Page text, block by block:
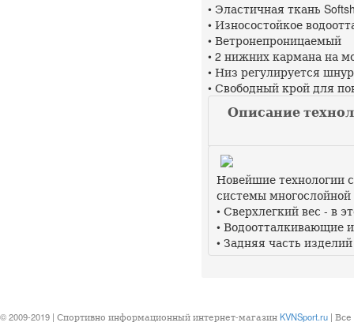
• Эластичная ткань
• Износостойкое
• Ветронепроницаемый
• 2 нижних кармана на
• Низ регулируется
• Свободный крой для
Описание
Новейшие технологии
системы
• Сверхлегкий вес - в
• Водоотталкивающие
• Задняя часть
© 2009-2019 | Спортивно информационный интернет-магазин KVNSport.ru |